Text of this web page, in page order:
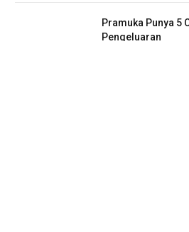
Pramuka Punya 5
Pengeluaran